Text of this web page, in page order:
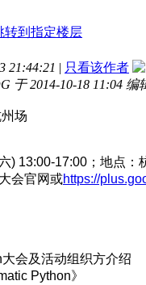
21:44:21 | 只看该作者
于 2014-10-18 11:04 编
场
) 13:00-17:00；地点
会官网或https://
会及活动组织方介绍
Python》